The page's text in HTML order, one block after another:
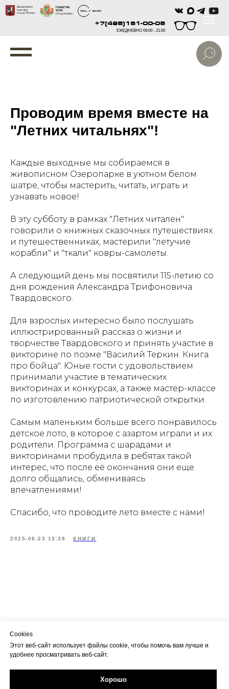
+7(495)161-00-05
ЕЖЕДНЕВНО 09:00 - 21:00
Задайте свой вопрос в Max
Проводим время вместе на
"Летних читальнях"!
Каждые выходные мы собираемся в
живописном Озеропарке в уютном белом
шатре, чтобы мастерить, читать, играть и
узнавать новое!
В эту субботу в рамках "Летних читален"
говорили о книжных сказочных путешествиях
и путешественниках, мастерили "летучие
корабли" и "ткали" ковры-самолеты.
А следующий день мы посвятили 115-летию со
дня рождения Александра Трифоновича
Твардовского.
Для взрослых интересно было послушать
иллюстрированный рассказ о жизни и
творчестве Твардовского и принять участие в
викторине по поэме "Василий Теркин. Книга
про бойца". Юные гости с удовольствием
принимали участие в тематических
викторинах и конкурсах, а также мастер-классе
по изготовлению патриотической открытки.
Самым маленьким больше всего понравилось
детское лото, в которое с азартом играли и их
родители. Программа с шарадами и
викторинами пробудила в ребятах такой
интерес, что после её окончания они еще
долго общались, обмениваясь
впечатлениями!
Спасибо, что проводите лето вместе с нами!
2025-06-23 13:38 КНИГИ
Cookies
Этот веб-сайт использует файлы cookie, чтобы помочь вам лучше и
удобнее просматривать веб-сайт.
Хорошо